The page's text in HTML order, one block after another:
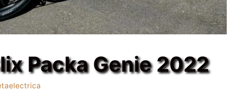
Packa Genie 2022